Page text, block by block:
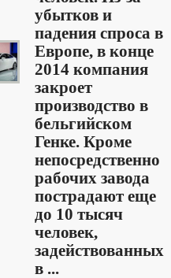
убытков и
падения спроса в
Европе, в конце
2014 компания
закроет
производство в
бельгийском
Генке. Кроме
непосредственно
рабочих завода
пострадают еще
до 10 тысяч
человек,
задействованных
в ...